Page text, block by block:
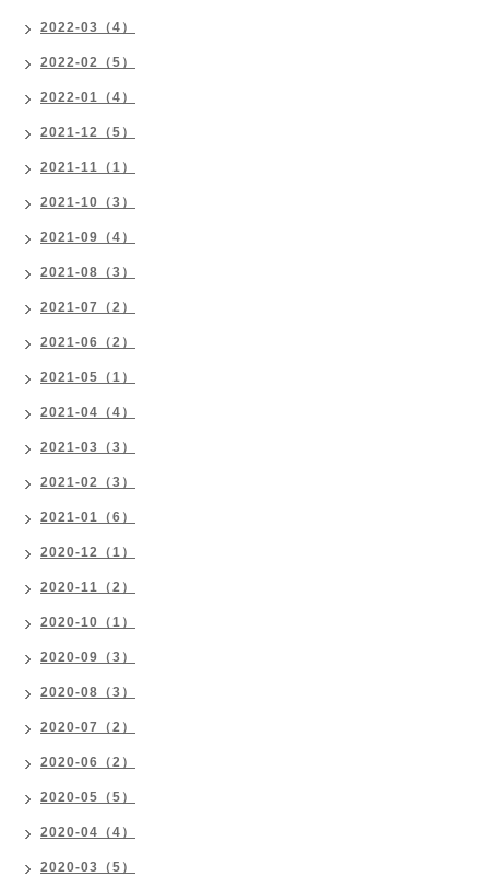
2022-03（4）
2022-02（5）
2022-01（4）
2021-12（5）
2021-11（1）
2021-10（3）
2021-09（4）
2021-08（3）
2021-07（2）
2021-06（2）
2021-05（1）
2021-04（4）
2021-03（3）
2021-02（3）
2021-01（6）
2020-12（1）
2020-11（2）
2020-10（1）
2020-09（3）
2020-08（3）
2020-07（2）
2020-06（2）
2020-05（5）
2020-04（4）
2020-03（5）